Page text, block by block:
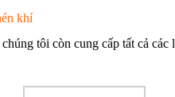
khí
tôi còn cung cấp tất cả